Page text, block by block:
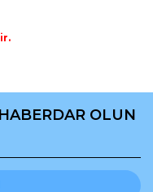
öneri formunu
OLUN